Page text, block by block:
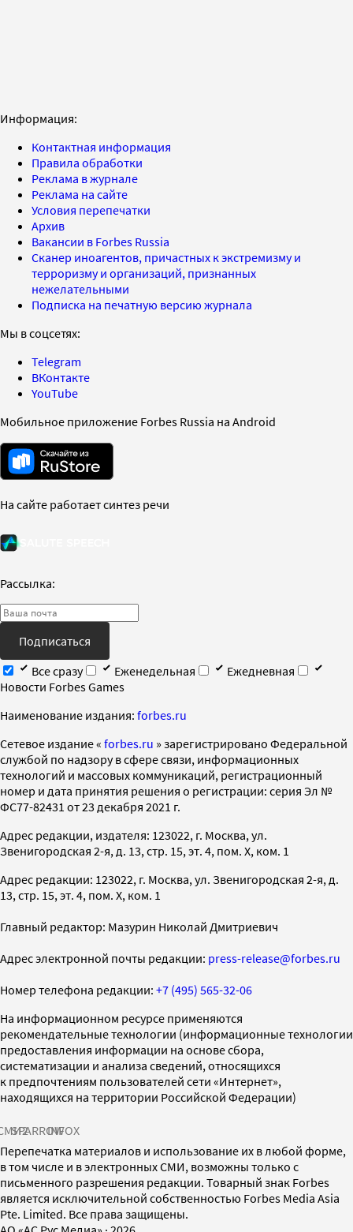
Информация:
Контактная информация
Правила обработки
Реклама в журнале
Реклама на сайте
Условия перепечатки
Архив
Вакансии в Forbes Russia
Сканер иноагентов, причастных к экстремизму и
терроризму и организаций, признанных
нежелательными
Подписка на печатную версию журнала
Мы в соцсетях:
Telegram
ВКонтакте
YouTube
Мобильное приложение Forbes Russia на Android
На сайте работает синтез речи
Рассылка:
Подписаться
Все сразу
Еженедельная
Ежедневная
Новости Forbes Games
Наименование издания: forbes.ru
Cетевое издание « forbes.ru » зарегистрировано Федеральной
службой по надзору в сфере связи, информационных
технологий и массовых коммуникаций, регистрационный
номер и дата принятия решения о регистрации: серия Эл №
ФС77-82431 от 23 декабря 2021 г.
Адрес редакции, издателя: 123022, г. Москва, ул.
Звенигородская 2-я, д. 13, стр. 15, эт. 4, пом. X, ком. 1
Адрес редакции: 123022, г. Москва, ул. Звенигородская 2-я, д.
13, стр. 15, эт. 4, пом. X, ком. 1
Главный редактор: Мазурин Николай Дмитриевич
Адрес электронной почты редакции: press-release@forbes.ru
Номер телефона редакции: +7 (495) 565-32-06
На информационном ресурсе применяются
рекомендательные технологии (информационные технологии
предоставления информации на основе сбора,
систематизации и анализа сведений, относящихся
к предпочтениям пользователей сети «Интернет»,
находящихся на территории Российской Федерации)
SPARROWINFOX
Перепечатка материалов и использование их в любой форме,
в том числе и в электронных СМИ, возможны только с
письменного разрешения редакции. Товарный знак Forbes
является исключительной собственностью Forbes Media Asia
Pte. Limited. Все права защищены.